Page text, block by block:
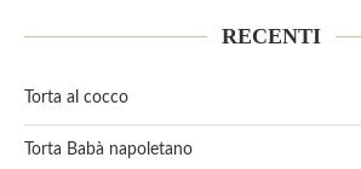
RECENTI
Torta al cocco
Torta Babà napoletano